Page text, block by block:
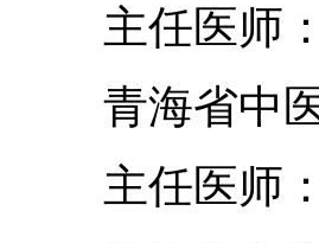
主任医师
青海省中
主任医师：